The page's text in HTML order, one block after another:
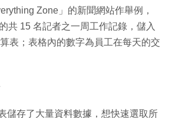
Zone」的新聞網站作舉例，
共 15 名記者之一周工作記錄，儲入
表；表格內的數字為員工在每天的交
儲存了大量資料數據，想快速選取所